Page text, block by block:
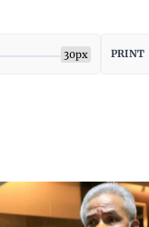
30px PRINT